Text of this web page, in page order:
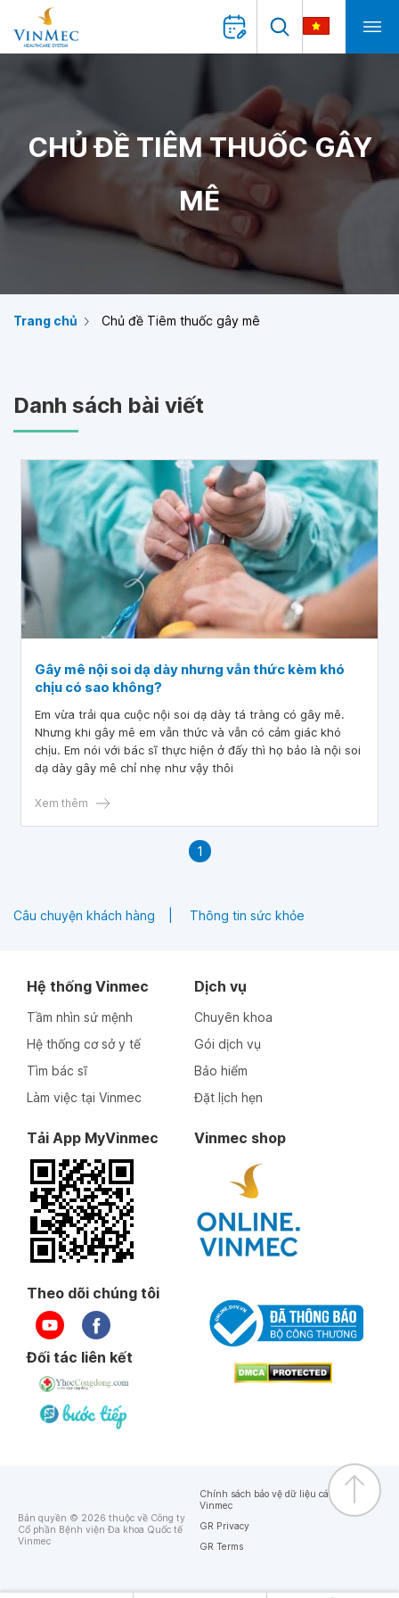
CHỦ ĐỀ TIÊM THUỐC GÂY
MÊ
Trang chủ Chủ đề Tiêm thuốc gây mê
Danh sách bài viết
Gây mê nội soi dạ dày nhưng vẫn thức kèm khó
chịu có sao không?
Em vừa trải qua cuộc nội soi dạ dày tá tràng có gây mê.
Nhưng khi gây mê em vẫn thức và vẫn có cảm giác khó
chịu. Em nói với bác sĩ thực hiện ở đấy thì họ bảo là nội soi
dạ dày gây mê chỉ nhẹ như vậy thôi
Xem thêm
1
Câu chuyện khách hàng Thông tin sức khỏe
Hệ thống Vinmec
Tầm nhìn sứ mệnh
Hệ thống cơ sở y tế
Tìm bác sĩ
Làm việc tại Vinmec
Dịch vụ
Chuyên khoa
Gói dịch vụ
Bảo hiểm
Đặt lịch hẹn
Tải App MyVinmec Vinmec shop
Theo dõi chúng tôi
Đối tác liên kết
Bản quyền © 2026 thuộc về Công ty
Cổ phần Bệnh viện Đa khoa Quốc tế
Vinmec
Chính sách bảo vệ dữ liệu cá nhân của
Vinmec
GR Privacy
GR Terms